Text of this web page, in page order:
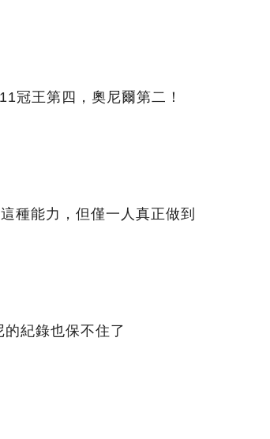
冠王第四，奧尼爾第二！
種能力，但僅一人真正做到
紀錄也保不住了